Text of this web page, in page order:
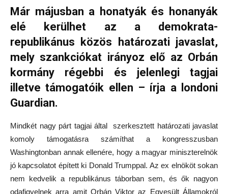
Már májusban a honatyák és honanyák
elé kerülhet az a demokrata-
republikánus közös határozati javaslat,
mely szankciókat irányoz elő az Orbán
kormány régebbi és jelenlegi tagjai
illetve támogatóik ellen – írja a londoni
Guardian.
Mindkét nagy párt tagjai által szerkesztett határozati javaslat
komoly támogatásra számíthat a kongresszusban
Washingtonban annak ellenére, hogy a magyar miniszterelnök
jó kapcsolatot épített ki Donald Trumppal. Az ex elnököt sokan
nem kedvelik a republikánus táborban sem, és ők nagyon
odafigyelnek arra amit Orbán Viktor az Egyesült Államokról